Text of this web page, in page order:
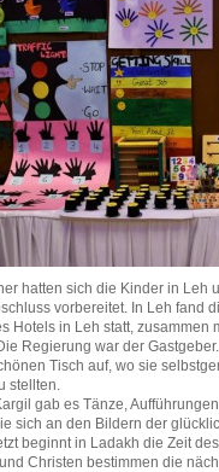
hatten sich die Kinder in Leh
vorbereitet. In Leh fand
Hotels in Leh statt, zusammen
Regierung war der
Tisch auf, wo sie
stellten.
gab es Tänze,
sich an den Bildern der
beginnt in Ladakh die Zeit
Christen bestimmen die